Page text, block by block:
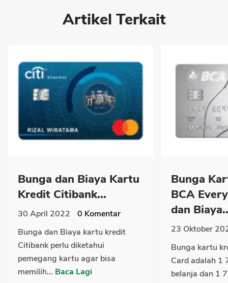
Artikel Terkait
Bunga dan Biaya Kartu
Kredit Citibank...
30 April 2022 0 Komentar
Bunga dan Biaya kartu kredit
Citibank perlu diketahui
pemegang kartu agar bisa
memilih... Baca Lagi
Bunga
BCA
dan
23 Oktober
Bunga kartu
Card adalah 1
belanja dan 1